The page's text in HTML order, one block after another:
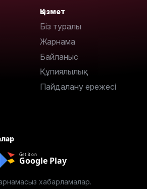
Қызмет
Біз туралы
Жарнама
Байланыс
Құпиялылық
Пайдалану ережесі
Get it on
Google Play
хабарламалар.